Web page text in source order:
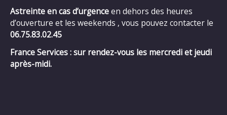
Astreinte en cas d’urgenceen dehors des heures
d’ouverture et les weekends , vous pouvez contacter le
06.75.83.02.45
France Services : sur rendez-vous les mercredi et jeudi
après-midi.